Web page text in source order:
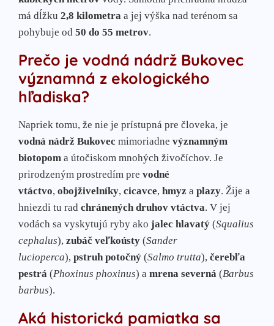
má dĺžku 2,8 kilometra a jej výška nad terénom sa
pohybuje od 50 do 55 metrov.
Prečo je vodná nádrž Bukovec
významná z ekologického
hľadiska?
Napriek tomu, že nie je prístupná pre človeka, je
vodná nádrž Bukovec mimoriadne významným
biotopom a útočiskom mnohých živočíchov. Je
prirodzeným prostredím pre vodné
vtáctvo, obojživelníky, cicavce, hmyz a plazy. Žije a
hniezdi tu rad chránených druhov vtáctva. V jej
vodách sa vyskytujú ryby ako jalec hlavatý (Squalius
cephalus), zubáč veľkoústy (Sander
lucioperca), pstruh potočný (Salmo trutta), čerebľa
pestrá (Phoxinus phoxinus) a mrena severná (Barbus
barbus).
Aká historická pamiatka sa